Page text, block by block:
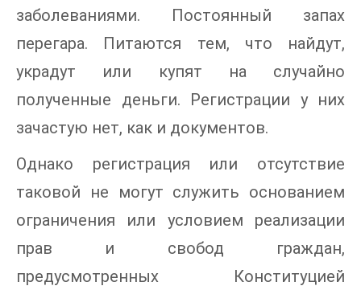
заболеваниями. Постоянный запах
перегара. Питаются тем, что найдут,
украдут или купят на случайно
полученные деньги. Регистрации у них
зачастую нет, как и документов.
Однако регистрация или отсутствие
таковой не могут служить основанием
ограничения или условием реализации
прав и свобод граждан,
предусмотренных Конституцией